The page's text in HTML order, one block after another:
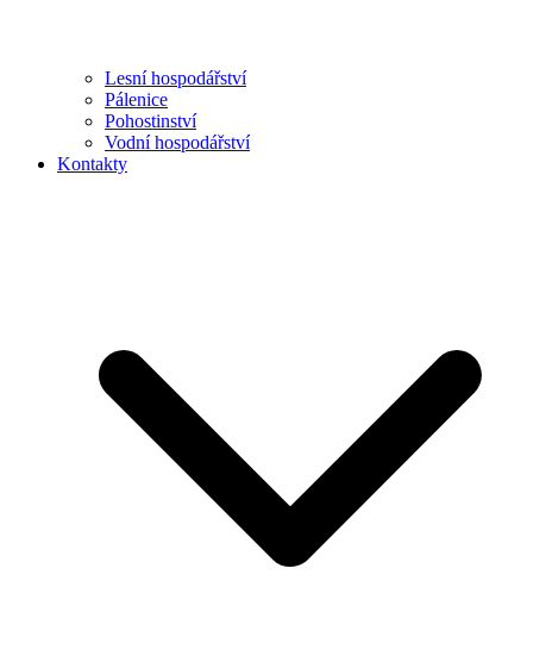
Lesní hospodářství
Pálenice
Pohostinství
Vodní hospodářství
Kontakty